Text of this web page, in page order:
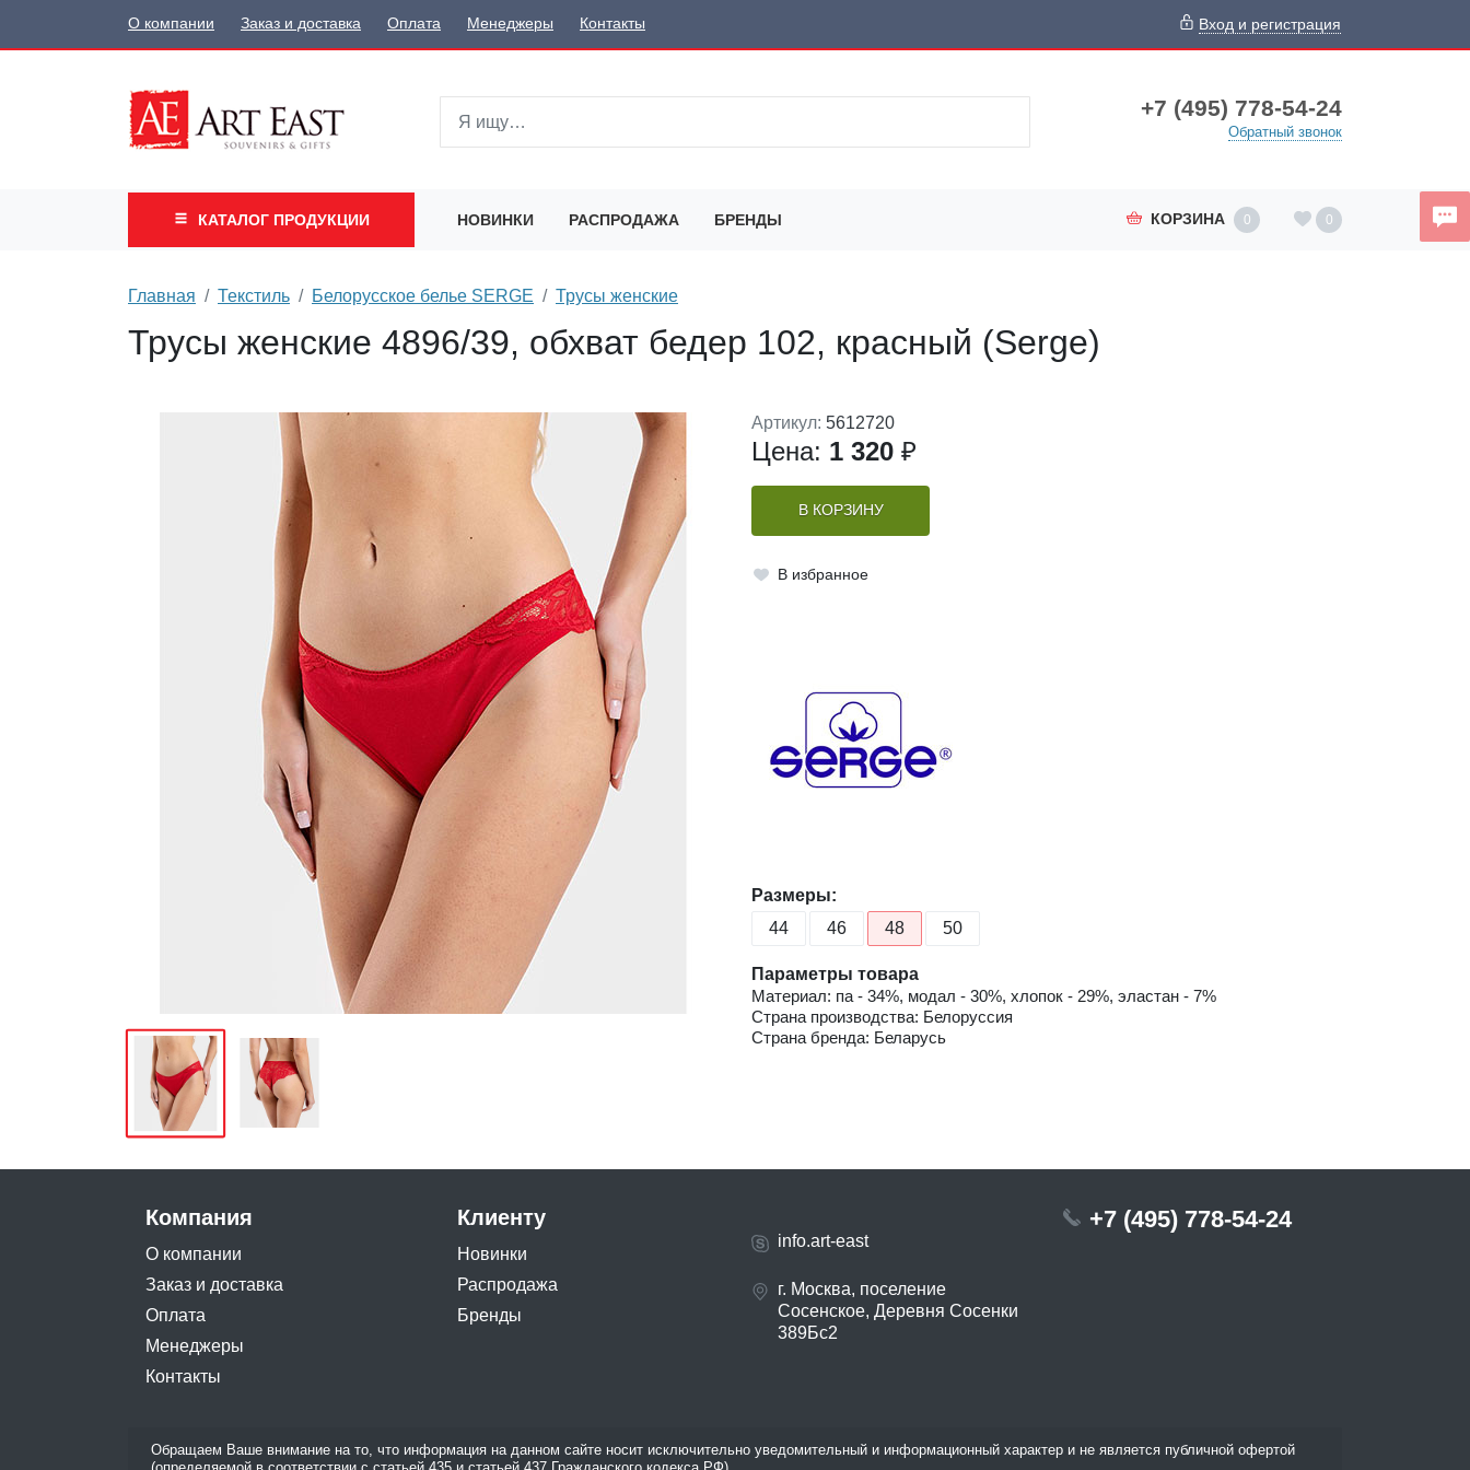
О компании Заказ и доставка Оплата Менеджеры Контакты Вход и регистрация
+7 (495) 778-54-24
Обратный звонок
КАТАЛОГ ПРОДУКЦИИ НОВИНКИ РАСПРОДАЖА БРЕНДЫ КОРЗИНА 0 0
Главная Текстиль Белорусское белье SERGE Трусы женские
Трусы женские 4896/39, обхват бедер 102, красный (Serge)
Артикул: 5612720
Цена: 1 320 ₽
В КОРЗИНУ
В избранное
Размеры:
44
46 48 50
Параметры товара
Материал: па - 34%, модал - 30%, хлопок - 29%, эластан - 7%
Страна производства: Белоруссия
Страна бренда: Беларусь
Компания
О компании
Заказ и доставка
Оплата
Менеджеры
Контакты
Клиенту
Новинки
Распродажа
Бренды
info.art-east
г. Москва, поселение
Сосенское, Деревня Сосенки
389Бс2
+7 (495) 778-54-24
Обращаем Ваше внимание на то, что информация на данном сайте носит исключительно уведомительный и информационный характер и не является публичной офертой